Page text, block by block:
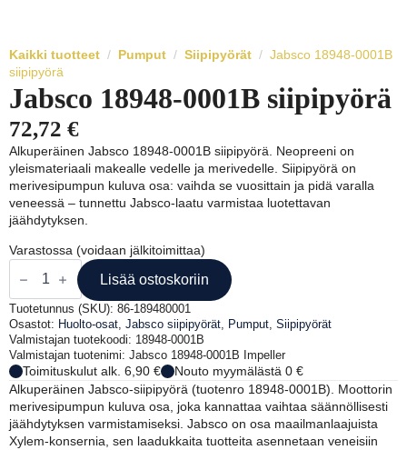
Kaikki tuotteet Pumput Siipipyörät
Jabsco 18948-0001B
siipipyörä
Jabsco 18948-0001B siipipyörä
72,72 €
Alkuperäinen Jabsco 18948-0001B siipipyörä. Neopreeni on
yleismateriaali makealle vedelle ja merivedelle. Siipipyörä on
merivesipumpun kuluva osa: vaihda se vuosittain ja pidä varalla
veneessä – tunnettu Jabsco-laatu varmistaa luotettavan
jäähdytyksen.
Varastossa (voidaan jälkitoimittaa)
Jabsco
18948-
0001B
siipipyörä
määrä
Lisää ostoskoriin
Tuotetunnus (SKU): 86-189480001
Osastot: Huolto-osat, Jabsco siipipyörät, Pumput, Siipipyörät
Valmistajan tuotekoodi: 18948-0001B
Valmistajan tuotenimi: Jabsco 18948-0001B Impeller
Toimituskulut alk. 6,90 €
Nouto myymälästä 0 €
Alkuperäinen Jabsco-siipipyörä (tuotenro 18948-0001B). Moottorin
merivesipumpun kuluva osa, joka kannattaa vaihtaa säännöllisesti
jäähdytyksen varmistamiseksi. Jabsco on osa maailmanlaajuista
Xylem-konsernia, sen laadukkaita tuotteita asennetaan veneisiin